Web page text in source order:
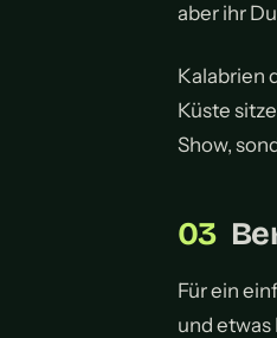
aber ihr
Kalabrien
Küste
Show,
Für ein
und